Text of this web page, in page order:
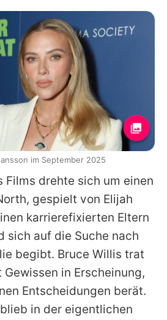
Films drehte sich um einen
gespielt von Elijah
karrierefixierten Eltern
sich auf die Suche nach
begibt. Bruce Willis trat
in Erscheinung,
Entscheidungen berät.
in der eigentlichen
im September 2025